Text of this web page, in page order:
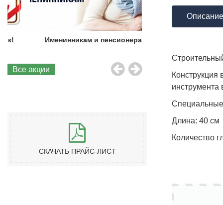
Именинникам и пенсионерам!
Все акции
СКАЧАТЬ ПРАЙС-ЛИСТ
Описание
Длина: 40 см
Количество